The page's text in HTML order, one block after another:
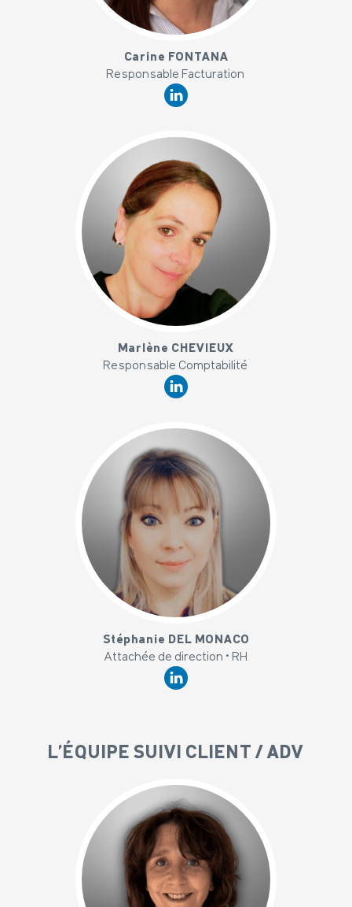
Carine FONTANA
Responsable Facturation
Marlène CHEVIEUX
Responsable Comptabilité
Stéphanie DEL MONACO
Attachée de direction • RH
L'ÉQUIPE SUIVI CLIENT / ADV